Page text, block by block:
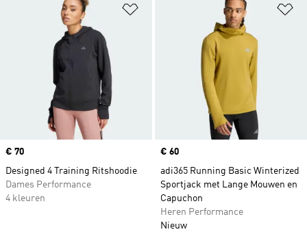
Op verlanglijst zetten
Price
€ 70
Designed 4 Training Ritshoodie
Dames Performance
4 kleuren
Price
€ 60
adi365 Running Basic Winterized
Sportjack met Lange Mouwen en
Capuchon
Heren Performance
Nieuw